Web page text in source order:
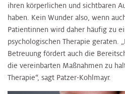
ihren körperlichen und sichtbaren
haben. Kein Wunder also, wenn
Patientinnen wird daher häufig zu
psychologischen Therapie geraten.
Betreuung fördert auch die
die vereinbarten Maßnahmen zu
Therapie“, sagt Patzer-Kohlmayr.